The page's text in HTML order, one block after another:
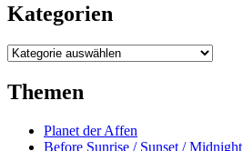
Kategorien
Kategorien
Themen
Planet der Affen
Before Sunrise / Sunset / Midnight